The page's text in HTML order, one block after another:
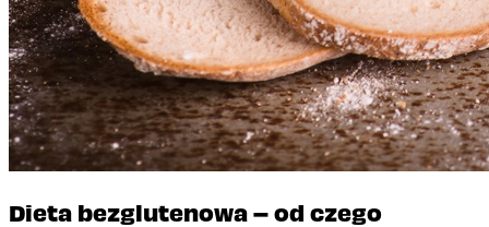
Dieta bezglutenowa – od czego